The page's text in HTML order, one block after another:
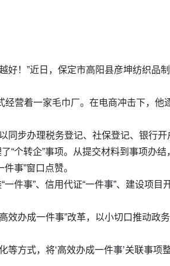
好！”近日，保定市高阳县彦坤纺织品
营着一家毛巾厂。在电商冲击下，
同步办理税务登记、社保登记、银行
“个转企”事项。从提交材料到事项办结
事”窗口点赞。
件事”、信用代证“一件事”、建设项
办成一件事”改革，以小切口推动政
方式，将‘高效办成一件事’关联事项